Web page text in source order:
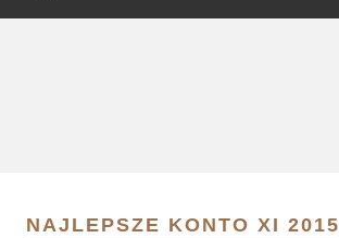
NAJLEPSZE KONTO XI 2015